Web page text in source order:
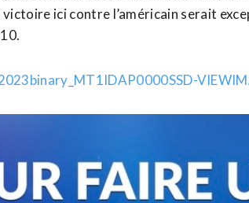
victoire ici contre l’américain serait